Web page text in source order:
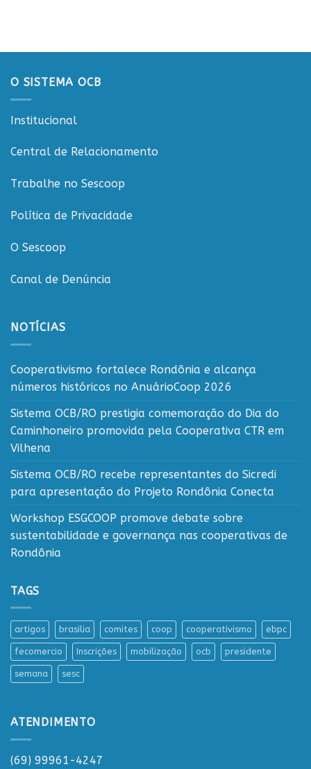
Rondônia
20
cooperativismo
O SISTEMA OCB
Institucional
Central de Relacionamento
Trabalhe no Sescoop
Política de Privacidade
O Sescoop
Canal de Denúncia
NOTÍCIAS
Cooperativismo fortalece Rondônia e alcança
números históricos no AnuárioCoop 2026
Sistema OCB/RO prestigia comemoração do Dia do
Caminhoneiro promovida pela Cooperativa CTR em
Vilhena
Sistema OCB/RO recebe representantes do Sicredi
para apresentação do Projeto Rondônia Conecta
Workshop ESGCOOP promove debate sobre
sustentabilidade e governança nas cooperativas de
Rondônia
TAGS
artigos brasilia comites coop cooperativismo ebpc
fecomercio Inscrições mobilização ocb presidente
semana sesc
ATENDIMENTO
(69) 99961-4247